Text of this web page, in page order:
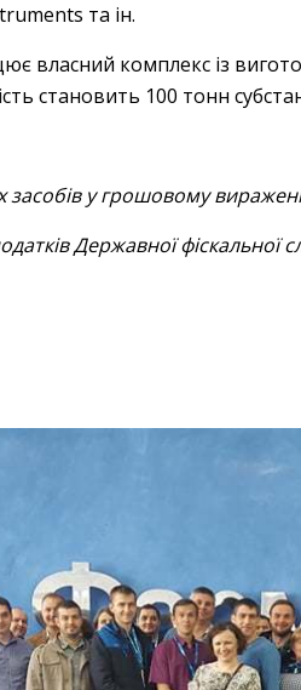
та ін.
власний комплекс із
становить 100 тонн
засобів у грошовому
Державної фіскальної